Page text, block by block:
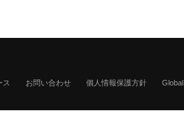
ス お問い合わせ 個人情報保護方針 Global